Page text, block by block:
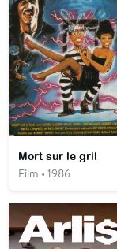
Mort sur le gril
Film • 1986